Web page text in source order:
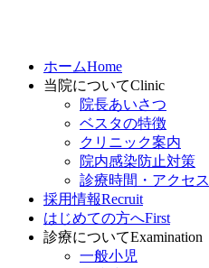
ホームHome
当院についてClinic
院長あいさつ
ベスタの特徴
クリニック案内
院内感染防止対策
診療時間・アクセス
採用情報Recruit
はじめての方へFirst
診療についてExamination
一般小児